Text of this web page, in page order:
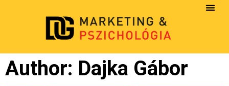
Author: Dajka Gábor